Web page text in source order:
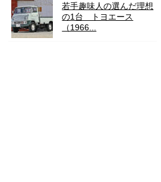
若手趣味人の選んだ理想
の1台 トヨエース
（1966...